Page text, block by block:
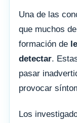
Una de las
que muchos
formación de
detectar.
pasar
provocar
Los